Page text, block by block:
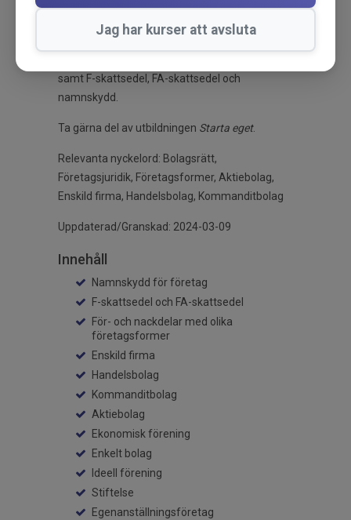
enskild firma och ekonomisk förening.
Utbildningen berör även enkelt bolag, ideell
samt F-skattsedel, FA-skattsedel och
namnskydd.
Ta gärna del av utbildningen Starta eget.
Relevanta nyckelord: Bolagsrätt,
Företagsjuridik, Företagsformer, Aktiebolag,
Enskild firma, Handelsbolag, Kommanditbolag
Uppdaterad/Granskad: 2024-03-09
Innehåll
Namnskydd för företag
F-skattsedel och FA-skattsedel
För- och nackdelar med olika
företagsformer
Enskild firma
Handelsbolag
Kommanditbolag
Aktiebolag
Ekonomisk förening
Enkelt bolag
Ideell förening
Stiftelse
Egenanställningsföretag
Jag har kurser att avsluta